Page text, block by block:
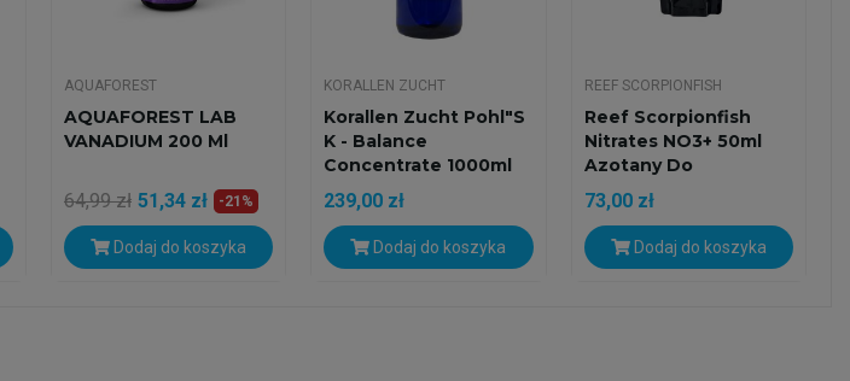
AQUAFOREST
AQUAFOREST LAB
VANADIUM 200 Ml
64,99 zł 51,34 zł -21%
Dodaj do koszyka
KORALLEN ZUCHT
Korallen Zucht Pohl"s
K - Balance
Concentrate 1000ml
-...
239,00 zł
Dodaj do koszyka
REEF SCORPIONFISH
Reef Scorpionfish
Nitrates NO3+ 50ml
Azotany Do
Akwarium...
73,00 zł
Dodaj do koszyka